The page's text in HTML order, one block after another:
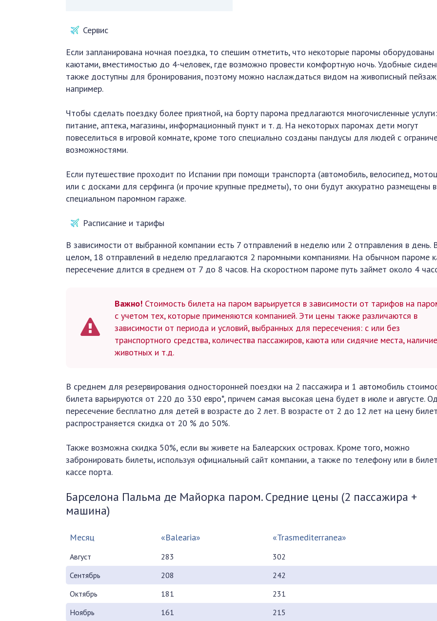
Сервис
Если запланирована ночная поездка, то спешим отметить, что некоторые паромы оборудованы
каютами, вместимостью до 4-человек, где возможно провести комфортную ночь. Удобные
также доступны для бронирования, поэтому можно наслаждаться видом на живописный
например.
Чтобы сделать поездку более приятной, на борту парома предлагаются многочисленные услуги:
питание, аптека, магазины, информационный пункт и т. д. На некоторых паромах дети могут
повеселиться в игровой комнате, кроме того специально созданы пандусы для людей с
возможностями.
Если путешествие проходит по Испании при помощи транспорта (автомобиль, велосипед,
или с досками для серфинга (и прочие крупные предметы), то они будут аккуратно размещены в
специальном паромном гараже.
Расписание и тарифы
В зависимости от выбранной компании есть 7 отправлений в неделю или 2 отправления в день.
целом, 18 отправлений в неделю предлагаются 2 паромными компаниями. На обычном пароме
пересечение длится в среднем от 7 до 8 часов. На скоростном пароме путь займет около 4
Важно! Стоимость билета на паром варьируется в зависимости от тарифов на
с учетом тех, которые применяются компанией. Эти цены также различаются в
зависимости от периода и условий, выбранных для пересечения: с или без
транспортного средства, количества пассажиров, каюта или сидячие места, наличие
животных и т.д.
В среднем для резервирования односторонней поездки на 2 пассажира и 1 автомобиль
билета варьируются от 220 до 330 евро*, причем самая высокая цена будет в июле и августе.
пересечение бесплатно для детей в возрасте до 2 лет. В возрасте от 2 до 12 лет на цену
распространяется скидка от 20 % до 50%.
Также возможна скидка 50%, если вы живете на Балеарских островах. Кроме того, можно
забронировать билеты, используя официальный сайт компании, а также по телефону или в
кассе порта.
Барселона Пальма де Майорка паром. Средние цены (2 пассажира +
машина)
Месяц «Balearia» «Trasmediterranea»
Август 283
302
Сентябрь
208
242
Октябрь
181
231
Ноябрь
161 215